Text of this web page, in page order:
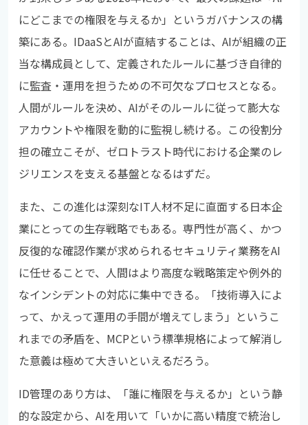
にどこまでの権限を与えるか」というガバナンスの構
築にある。IDaaSとAIが直結することは、AIが組織の正
当な構成員として、定義されたルールに基づき自律的
に監査・運用を担うための不可欠なプロセスとなる。
人間がルールを決め、AIがそのルールに従って膨大な
アカウントや権限を動的に監視し続ける。この役割分
担の確立こそが、ゼロトラスト時代における企業のレ
ジリエンスを支える基盤となるはずだ。
また、この進化は深刻なIT人材不足に直面する日本企
業にとっての生存戦略でもある。専門性が高く、かつ
反復的な確認作業が求められるセキュリティ業務をAI
に任せることで、人間はより高度な戦略策定や例外的
なインシデントの対応に集中できる。「技術導入によ
って、かえって運用の手間が増えてしまう」というこ
れまでの矛盾を、MCPという標準規格によって解消し
た意義は極めて大きいといえるだろう。
ID管理のあり方は、「誰に権限を与えるか」という静
的な設定から、AIを用いて「いかに高い精度で統治し